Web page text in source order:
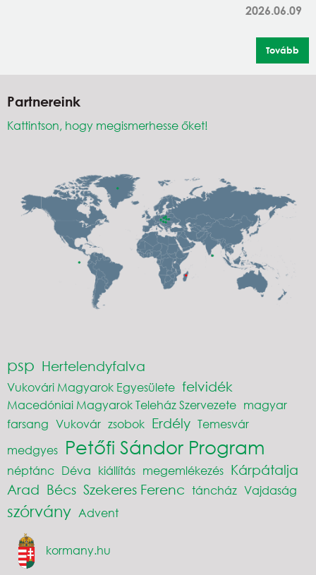
2026.06.09
Tovább
Partnereink
Kattintson, hogy megismerhesse őket!
psp Hertelendyfalva
Vukovári Magyarok Egyesülete felvidék
Macedóniai Magyarok Teleház Szervezete magyar
farsang Vukovár zsobok Erdély Temesvár
medgyes Petőfi Sándor Program
néptánc Déva kiállítás megemlékezés Kárpátalja
Arad Bécs Szekeres Ferenc táncház Vajdaság
szórvány Advent
kormany.hu